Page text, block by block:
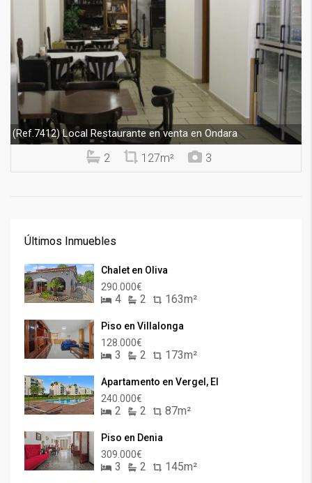
(Ref.7412)Local Restaurante en venta en Ondara
2 127m² 3
Últimos Inmuebles
Chalet en Oliva
290.000€
4 2 163m²
Piso en Villalonga
128.000€
3 2 173m²
Apartamento en Vergel, El
240.000€
2 2 87m²
Piso en Denia
309.000€
3 2 145m²